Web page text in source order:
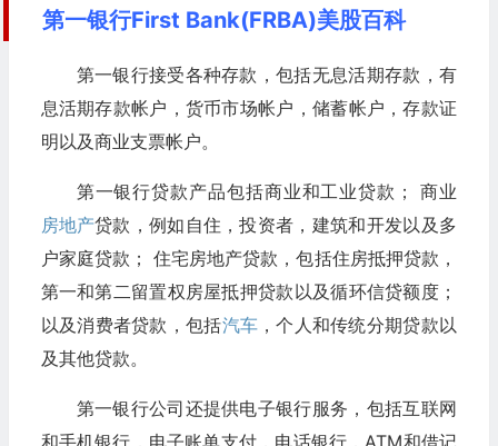
第一银行First Bank(FRBA)美股百科
第一银行接受各种存款，包括无息活期存款，有
息活期存款帐户，货币市场帐户，储蓄帐户，存款证
明以及商业支票帐户。
第一银行贷款产品包括商业和工业贷款； 商业
房地产贷款，例如自住，投资者，建筑和开发以及多
户家庭贷款； 住宅房地产贷款，包括住房抵押贷款，
第一和第二留置权房屋抵押贷款以及循环信贷额度；
以及消费者贷款，包括汽车，个人和传统分期贷款以
及其他贷款。
第一银行公司还提供电子银行服务，包括互联网
和手机银行，电子账单支付，电话银行，ATM和借记